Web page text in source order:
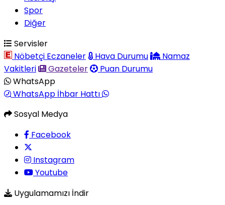
Spor
Diğer
Servisler
Nöbetçi Eczaneler
Hava Durumu
Namaz
Vakitleri
Gazeteler
Puan Durumu
WhatsApp
WhatsApp İhbar Hattı
Sosyal Medya
Facebook
Instagram
Youtube
Uygulamamızı İndir